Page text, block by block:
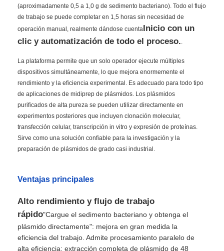
(aproximadamente 0,5 a 1,0 g de sedimento bacteriano). Todo el flujo
de trabajo se puede completar en 1,5 horas sin necesidad de
operación manual, realmente dándose cuentaInicio con un
clic y automatización de todo el proceso.
La plataforma permite que un solo operador ejecute múltiples
dispositivos simultáneamente, lo que mejora enormemente el
rendimiento y la eficiencia experimental. Es adecuado para todo tipo
de aplicaciones de midiprep de plásmidos. Los plásmidos
purificados de alta pureza se pueden utilizar directamente en
experimentos posteriores que incluyen clonación molecular,
transfección celular, transcripción in vitro y expresión de proteínas.
Sirve como una solución confiable para la investigación y la
preparación de plásmidos de grado casi industrial.
Ventajas principales
Alto rendimiento y flujo de trabajo
rápido"Cargue el sedimento bacteriano y obtenga el
plásmido directamente": mejora en gran medida la
eficiencia del trabajo. Admite procesamiento paralelo de
alta eficiencia; extracción completa de plásmido de 48